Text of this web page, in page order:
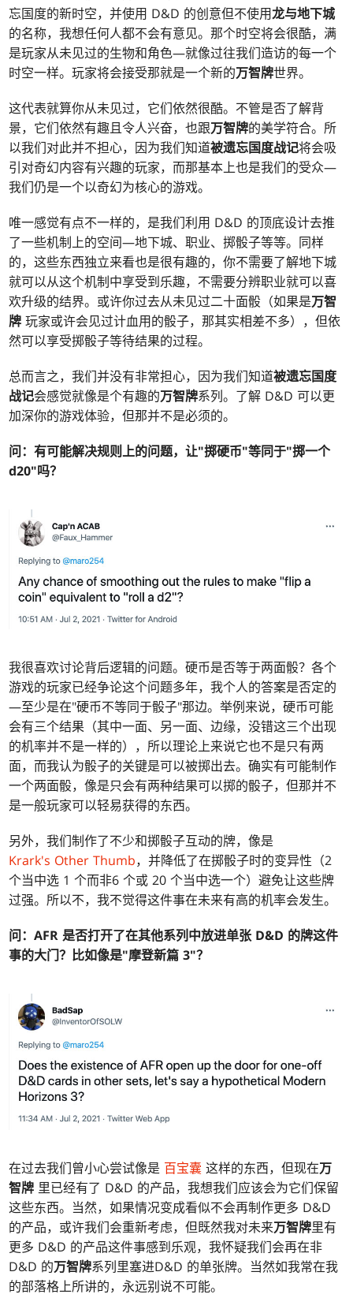
忘国度的新时空，并使用 D&D 的创意但不使用龙与地下城
的名称，我想任何人都不会有意见。那个时空将会很酷，满
是玩家从未见过的生物和角色—就像过往我们造访的每一个
时空一样。玩家将会接受那就是一个新的万智牌世界。
这代表就算你从未见过，它们依然很酷。不管是否了解背
景，它们依然有趣且令人兴奋，也跟万智牌的美学符合。所
以我们对此并不担心，因为我们知道被遗忘国度战记将会吸
引对奇幻内容有兴趣的玩家，而那基本上也是我们的受众—
我们仍是一个以奇幻为核心的游戏。
唯一感觉有点不一样的，是我们利用 D&D 的顶底设计去推
了一些机制上的空间—地下城、职业、掷骰子等等。同样
的，这些东西独立来看也是很有趣的，你不需要了解地下城
就可以从这个机制中享受到乐趣，不需要分辨职业就可以喜
欢升级的结界。或许你过去从未见过二十面骰（如果是万智
牌 玩家或许会见过计血用的骰子，那其实相差不多），但依
然可以享受掷骰子等待结果的过程。
总而言之，我们并没有非常担心，因为我们知道被遗忘国度
战记会感觉就像是个有趣的万智牌系列。了解 D&D 可以更
加深你的游戏体验，但那并不是必须的。
问：有可能解决规则上的问题，让"掷硬币"等同于"掷一个
d20"吗？
我很喜欢讨论背后逻辑的问题。硬币是否等于两面骰？各个
游戏的玩家已经争论这个问题多年，我个人的答案是否定的
—至少是在"硬币不等同于骰子"那边。举例来说，硬币可能
会有三个结果（其中一面、另一面、边缘，没错这三个出现
的机率并不是一样的），所以理论上来说它也不是只有两
面，而我认为骰子的关键是可以被掷出去。确实有可能制作
一个两面骰，像是只会有两种结果可以掷的骰子，但那并不
是一般玩家可以轻易获得的东西。
另外，我们制作了不少和掷骰子互动的牌，像是
Krark's Other Thumb，并降低了在掷骰子时的变异性（2
个当中选 1 个而非6 个或 20 个当中选一个）避免让这些牌
过强。所以不，我不觉得这件事在未来有高的机率会发生。
问：AFR 是否打开了在其他系列中放进单张 D&D 的牌这件
事的大门？比如像是"摩登新篇 3"？
在过去我们曾小心尝试像是 百宝囊 这样的东西，但现在万
智牌 里已经有了 D&D 的产品，我想我们应该会为它们保留
这些东西。当然，如果情况变成看似不会再制作更多 D&D
的产品，或许我们会重新考虑，但既然我对未来万智牌里有
更多 D&D 的产品这件事感到乐观，我怀疑我们会再在非
D&D 的万智牌系列里塞进D&D 的单张牌。当然如我常在我
的部落格上所讲的，永远别说不可能。